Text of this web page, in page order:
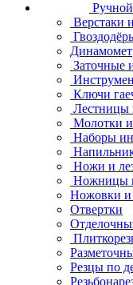
Верстаки
Заточные
Ключи
Лестницы
Молотки
Наборы
Ножи и
Ножницы
Ножовки и
Отвертки
Резцы по